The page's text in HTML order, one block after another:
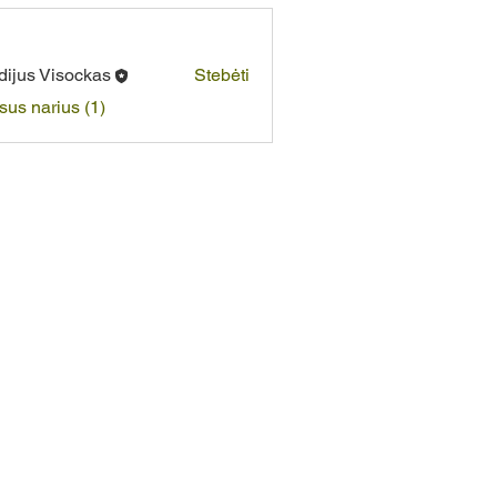
Visockas
Stebėti
narius (1)